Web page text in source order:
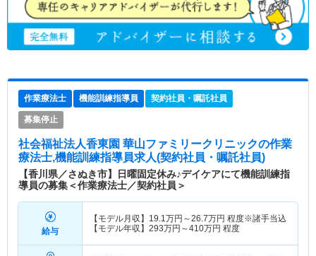
作業療法士 機能訓練指導員 契約社員・嘱託社員
募集停止
社会福祉法人香東園 華山ファミリークリニックの作業
療法士,機能訓練指導員求人(契約社員・嘱託社員)
【香川県／さぬき市】日曜固定休み♪デイケアにて機能訓練指
導員の募集＜作業療法士／契約社員＞
給与
【モデル月収】 19.1万円～26.7万円 程度※諸手当込
【モデル年収】 293万円～410万円 程度